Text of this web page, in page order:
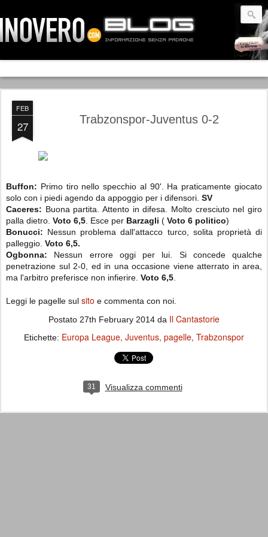
FEB
27 Trabzonspor-Juventus 0-2
Buffon: Primo tiro nello specchio al 90'. Ha praticamente giocato
solo con i piedi agendo da appoggio per i difensori. SV
Caceres: Buona partita. Attento in difesa. Molto cresciuto nel giro
palla dietro. Voto 6,5 . Esce per Barzagli ( Voto 6 politico)
Bonucci: Nessun problema dall'attacco turco, solita proprietà di
palleggio. Voto 6,5.
Ogbonna: Nessun errore oggi per lui. Si concede qualche
penetrazione sul 2-0, ed in una occasione viene atterrato in area,
ma l'arbitro preferisce non infierire. Voto 6,5
Leggi le pagelle sul sito e commenta con noi.
Postato 27th February 2014 da Il Cantastorie
Etichette: Europa League Juventus pagelle Trabzonspor
31 Visualizza commenti